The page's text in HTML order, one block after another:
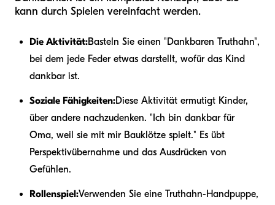
kann durch Spielen vereinfacht werden.
Die Aktivität:Basteln Sie einen "Dankbaren Truthahn",
bei dem jede Feder etwas darstellt, wofür das Kind
dankbar ist.
Soziale Fähigkeiten:Diese Aktivität ermutigt Kinder,
über andere nachzudenken. "Ich bin dankbar für
Oma, weil sie mit mir Bauklötze spielt." Es übt
Perspektivübernahme und das Ausdrücken von
Gefühlen.
Rollenspiel:Verwenden Sie eine Truthahn-Handpuppe,